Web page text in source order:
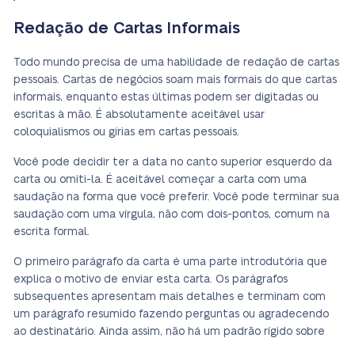
Redação de Cartas Informais
Todo mundo precisa de uma habilidade de redação de cartas
pessoais. Cartas de negócios soam mais formais do que cartas
informais, enquanto estas últimas podem ser digitadas ou
escritas à mão. É absolutamente aceitável usar
coloquialismos ou gírias em cartas pessoais.
Você pode decidir ter a data no canto superior esquerdo da
carta ou omiti-la. É aceitável começar a carta com uma
saudação na forma que você preferir. Você pode terminar sua
saudação com uma vírgula, não com dois-pontos, comum na
escrita formal.
O primeiro parágrafo da carta é uma parte introdutória que
explica o motivo de enviar esta carta. Os parágrafos
subsequentes apresentam mais detalhes e terminam com
um parágrafo resumido fazendo perguntas ou agradecendo
ao destinatário. Ainda assim, não há um padrão rígido sobre